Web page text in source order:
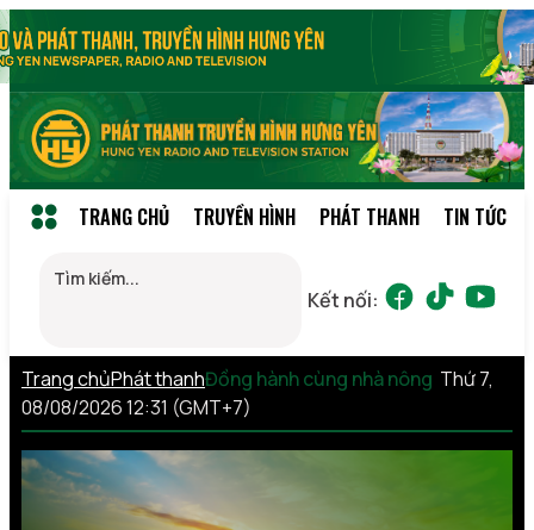
TRANG CHỦ TRUYỀN HÌNH PHÁT THANH TIN TỨC
Kết nối:
Trang chủPhát thanhĐồng hành cùng nhà nông Thứ 7,
08/08/2026 12:31 (GMT+7)